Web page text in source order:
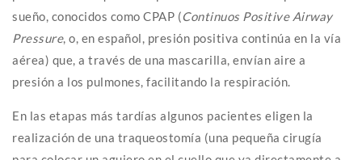
sueño, conocidos como CPAP (Continuos Positive Airway
Pressure, o, en español, presión positiva continúa en la vía
aérea) que, a través de una mascarilla, envían aire a
presión a los pulmones, facilitando la respiración.
En las etapas más tardías algunos pacientes eligen la
realización de una traqueostomía (una pequeña cirugía